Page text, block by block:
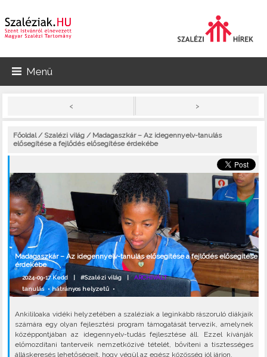
Menü
< >
Főoldal/ Szalézi világ / Madagaszkár – Az idegennyelv-tanulás
elősegítése a fejlődés elősegítése érdekébe
Madagaszkár – Az idegennyelv-tanulás elősegítése a fejlődés elősegítése
érdekébe
2024-09-17 Kedd |#Szalézi világ |ARCHIVÁLT
tanulás• hátrányos helyzetű •
Ankililoaka vidéki helyzetében a szaléziak a leginkább rászoruló diákjaik
számára egy olyan fejlesztési program támogatását tervezik, amelynek
középpontjában az idegennyelv-tudás fejlesztése áll. Ezzel kívánják
előmozdítani tanterveik nemzetközivé tételét, bővíteni a tisztességes
álláskeresés lehetőségeit, hogy végül az egész közösség jól járjon.